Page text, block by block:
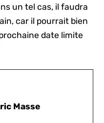
un tel cas, il faudra
car il pourrait bien
date limite
Masse